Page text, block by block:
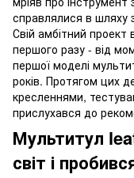
справлялися в шляху
Свій амбітний проект
першого разу - від
першої моделі
років. Протягом цих
кресленнями,
прислухався до
Мультитул
світ і